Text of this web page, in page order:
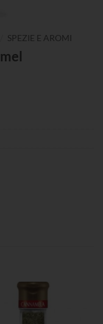
SPEZIE E AROMI